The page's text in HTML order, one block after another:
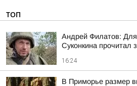
ТОП
Андрей Филатов:
Суконкина прочитал
16:24
В Приморье размер